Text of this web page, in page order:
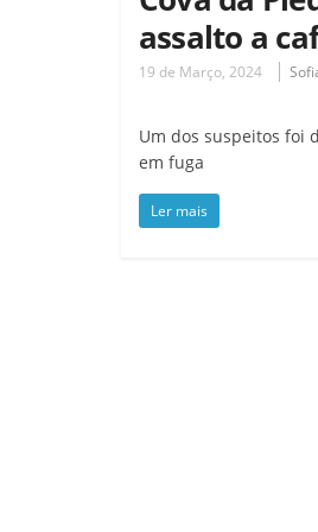
assalto a
19 de Março, 2024
Um dos suspeitos foi
em fuga
Ler mais